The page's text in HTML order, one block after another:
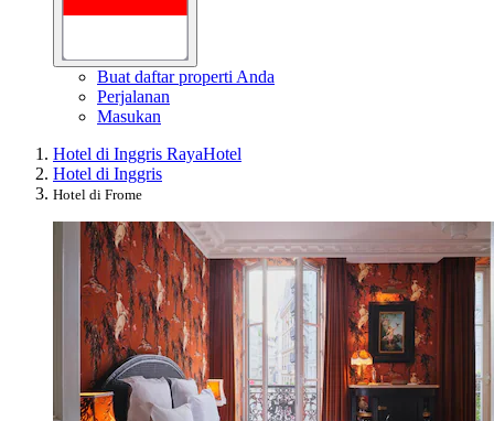
Buat daftar properti Anda
Perjalanan
Masukan
Hotel di Inggris RayaHotel
Hotel di Inggris
Hotel di Frome